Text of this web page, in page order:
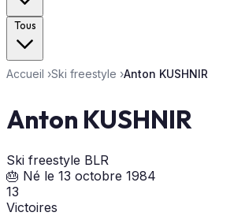
Tous
Accueil ›Ski freestyle ›Anton KUSHNIR
Anton KUSHNIR
Ski freestyle BLR
🎂 Né le 13 octobre 1984
13
Victoires